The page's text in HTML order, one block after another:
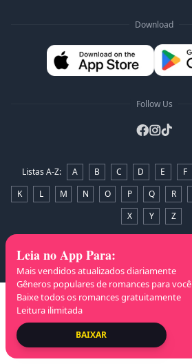
Download
Follow Us
Listas A-Z: A B C D E F
K
L M N O P Q R
X
Y Z
Leia no App Para:
Mais vendidos atualizados diariamente
Gêneros populares de romances para você
Baixe todos os romances gratuitamente
Leitura ilimitada
BAIXAR